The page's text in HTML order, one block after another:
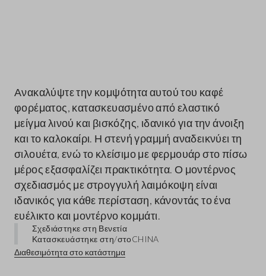
Ανακαλύψτε την κομψότητα αυτού του καφέ
φορέματος, κατασκευασμένο από ελαστικό
μείγμα λινού και βισκόζης, ιδανικό για την άνοιξη
και το καλοκαίρι. Η στενή γραμμή αναδεικνύει τη
σιλουέτα, ενώ το κλείσιμο με φερμουάρ στο πίσω
μέρος εξασφαλίζει πρακτικότητα. Ο μοντέρνος
σχεδιασμός με στρογγυλή λαιμόκοψη είναι
ιδανικός για κάθε περίσταση, κάνοντάς το ένα
ευέλικτο και μοντέρνο κομμάτι.
Σχεδιάστηκε στη Βενετία
Κατασκευάστηκε στη/στοCHINA
Διαθεσιμότητα στο κατάστημα